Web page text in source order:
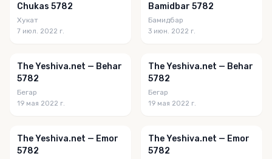
Chukas 5782
Хукат
7 июл. 2022 г.
Bamidbar 5782
Бамидбар
3 июн. 2022 г.
The Yeshiva.net — Behar
5782
Бегар
19 мая 2022 г.
The Yeshiva.net — Behar
5782
Бегар
19 мая 2022 г.
The Yeshiva.net — Emor
5782
The Yeshiva.net — Emor
5782